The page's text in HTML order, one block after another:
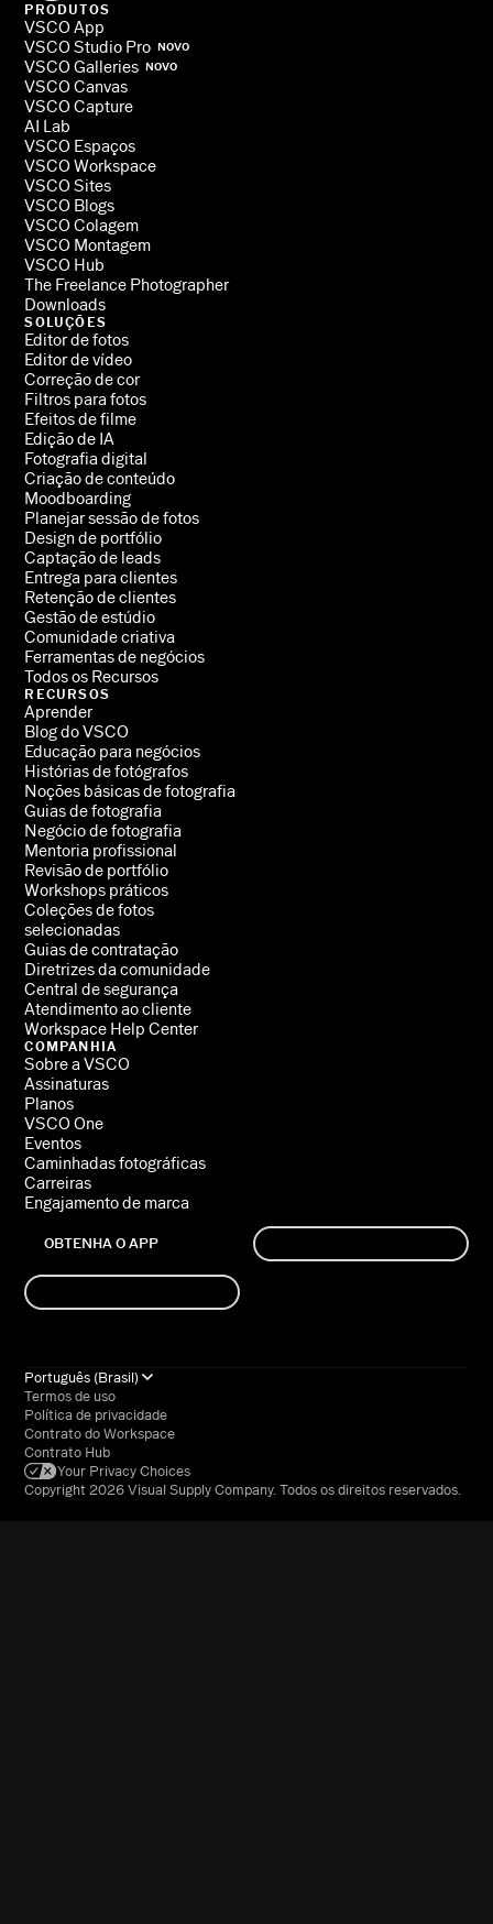
PRODUTOS
VSCO App
VSCO Studio Pro NOVO
VSCO Galleries NOVO
VSCO Canvas
VSCO Capture
AI Lab
VSCO Espaços
VSCO Workspace
VSCO Sites
VSCO Blogs
VSCO Colagem
VSCO Montagem
VSCO Hub
The Freelance Photographer
Downloads
SOLUÇÕES
Editor de fotos
Editor de vídeo
Correção de cor
Filtros para fotos
Efeitos de filme
Edição de IA
Fotografia digital
Criação de conteúdo
Moodboarding
Planejar sessão de fotos
Design de portfólio
Captação de leads
Entrega para clientes
Retenção de clientes
Gestão de estúdio
Comunidade criativa
Ferramentas de negócios
Todos os Recursos
RECURSOS
Aprender
Blog do VSCO
Educação para negócios
Histórias de fotógrafos
Noções básicas de fotografia
Guias de fotografia
Negócio de fotografia
Mentoria profissional
Revisão de portfólio
Workshops práticos
Coleções de fotos
selecionadas
Guias de contratação
Diretrizes da comunidade
Central de segurança
Atendimento ao cliente
Workspace Help Center
COMPANHIA
Sobre a VSCO
Assinaturas
Planos
VSCO One
Eventos
Caminhadas fotográficas
Carreiras
Engajamento de marca
OBTENHA O APP
Português (Brasil)
Termos de uso
Política de privacidade
Contrato do Workspace
Contrato Hub
Your Privacy Choices
Copyright 2026 Visual Supply Company. Todos os direitos reservados.